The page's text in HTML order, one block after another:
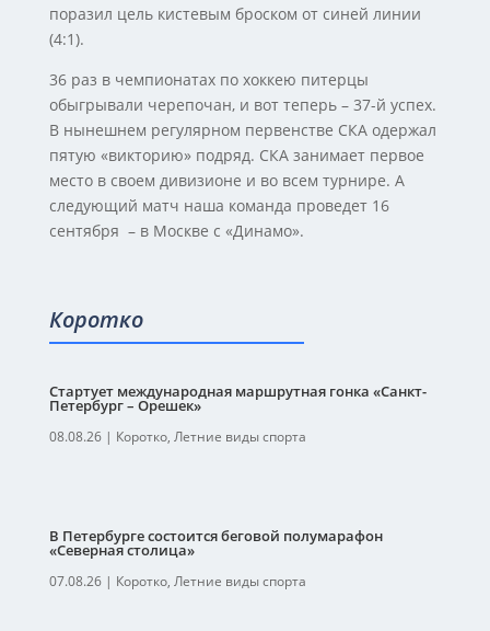
поразил цель кистевым броском от синей линии
(4:1).
36 раз в чемпионатах по хоккею питерцы
обыгрывали черепочан, и вот теперь – 37-й успех.
В нынешнем регулярном первенстве СКА одержал
пятую «викторию» подряд. СКА занимает первое
место в своем дивизионе и во всем турнире. А
следующий матч наша команда проведет 16
сентября – в Москве с «Динамо».
Коротко
Стартует международная маршрутная гонка «Санкт-
Петербург – Орешек»
08.08.26| Коротко, Летние виды спорта
В Петербурге состоится беговой полумарафон
«Северная столица»
07.08.26| Коротко, Летние виды спорта